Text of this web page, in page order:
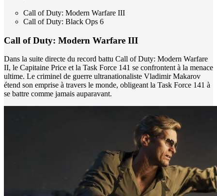
Call of Duty: Modern Warfare III
Call of Duty: Black Ops 6
Call of Duty: Modern Warfare III
Dans la suite directe du record battu Call of Duty: Modern Warfare
II, le Capitaine Price et la Task Force 141 se confrontent à la menace
ultime. Le criminel de guerre ultranationaliste Vladimir Makarov
étend son emprise à travers le monde, obligeant la Task Force 141 à
se battre comme jamais auparavant.